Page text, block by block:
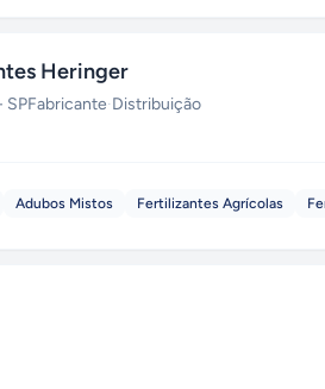
Heringer
SPFabricante·Distribuição
Adubos Mistos Fertilizantes Agrícolas